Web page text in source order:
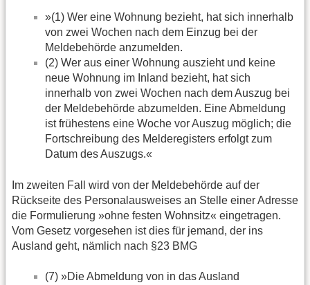
»(1) Wer eine Wohnung bezieht, hat sich innerhalb
von zwei Wochen nach dem Einzug bei der
Meldebehörde anzumelden.
(2) Wer aus einer Wohnung auszieht und keine
neue Wohnung im Inland bezieht, hat sich
innerhalb von zwei Wochen nach dem Auszug bei
der Meldebehörde abzumelden. Eine Abmeldung
ist frühestens eine Woche vor Auszug möglich; die
Fortschreibung des Melderegisters erfolgt zum
Datum des Auszugs.«
Im zweiten Fall wird von der Meldebehörde auf der
Rückseite des Personalausweises an Stelle einer Adresse
die Formulierung »ohne festen Wohnsitz« eingetragen.
Vom Gesetz vorgesehen ist dies für jemand, der ins
Ausland geht, nämlich nach §23 BMG
(7) »Die Abmeldung von in das Ausland